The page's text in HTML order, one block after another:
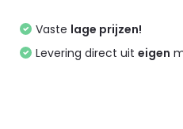
Vaste lage prijzen!
Levering direct uiteigen